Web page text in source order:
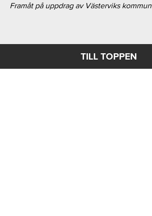
Framåt på uppdrag av Västerviks kommun
TILL TOPPEN